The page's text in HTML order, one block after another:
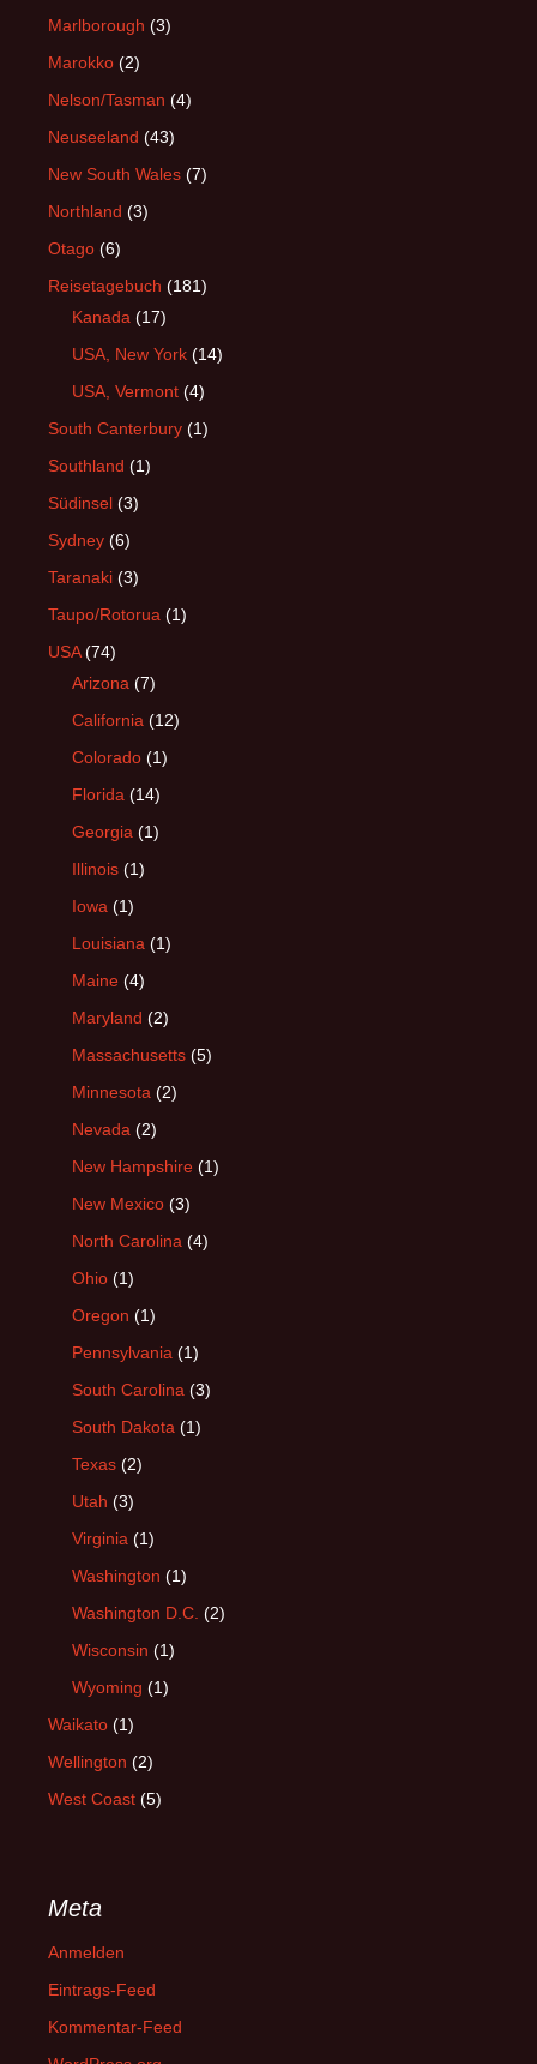
Marlborough (3)
Marokko (2)
Nelson/Tasman (4)
Neuseeland (43)
New South Wales (7)
Northland (3)
Otago (6)
Reisetagebuch (181)
Kanada (17)
USA, New York (14)
USA, Vermont (4)
South Canterbury (1)
Southland (1)
Südinsel (3)
Sydney (6)
Taranaki (3)
Taupo/Rotorua (1)
USA(74)
Arizona (7)
California (12)
Colorado (1)
Florida (14)
Georgia (1)
Illinois (1)
Iowa (1)
Louisiana (1)
Maine (4)
Maryland (2)
Massachusetts (5)
Minnesota (2)
Nevada (2)
New Hampshire (1)
New Mexico (3)
North Carolina (4)
Ohio (1)
Oregon (1)
Pennsylvania (1)
South Carolina (3)
South Dakota (1)
Texas (2)
Utah (3)
Virginia (1)
Washington (1)
Washington D.C. (2)
Wisconsin (1)
Wyoming (1)
Waikato (1)
Wellington (2)
West Coast (5)
Meta
Anmelden
Eintrags-Feed
Kommentar-Feed